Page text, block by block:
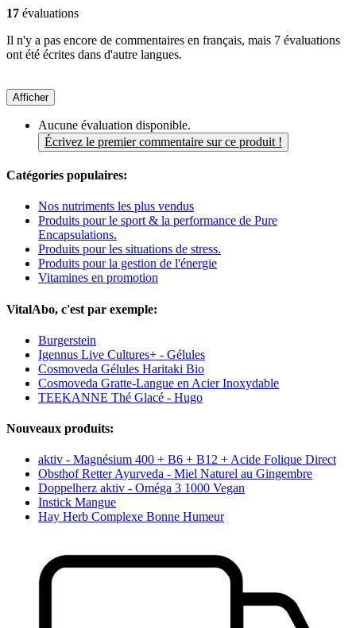
17 évaluations
Il n'y a pas encore de commentaires en français, mais 7 évaluations
ont été écrites dans d'autre langues.
Afficher
Aucune évaluation disponible.
Écrivez le premier commentaire sur ce produit !
Catégories populaires:
Nos nutriments les plus vendus
Produits pour le sport & la performance de Pure
Encapsulations.
Produits pour les situations de stress.
Produits pour la gestion de l'énergie
Vitamines en promotion
VitalAbo, c'est par exemple:
Burgerstein
Igennus Live Cultures+ - Gélules
Cosmoveda Gélules Haritaki Bio
Cosmoveda Gratte-Langue en Acier Inoxydable
TEEKANNE Thé Glacé - Hugo
Nouveaux produits:
aktiv - Magnésium 400 + B6 + B12 + Acide Folique Direct
Obsthof Retter Ayurveda - Miel Naturel au Gingembre
Doppelherz aktiv - Oméga 3 1000 Vegan
Instick Mangue
Hay Herb Complexe Bonne Humeur